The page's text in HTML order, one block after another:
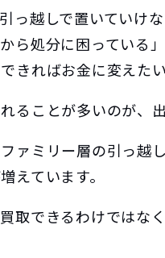
っ越しで置いていけな
ら処分に困っている」
きればお金に変えたい
ることが多いのが、出
ァミリー層の引っ越
えています。
取できるわけではな